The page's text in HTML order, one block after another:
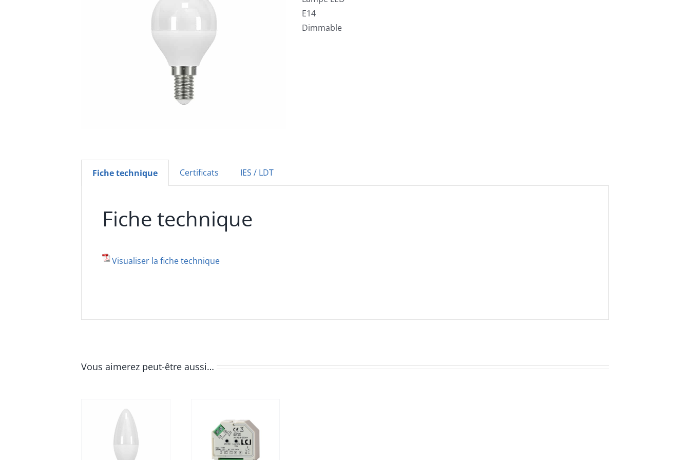
E14
Dimmable
Fiche technique Certificats IES / LDT
Fiche technique
Visualiser la fiche technique
Vous aimerez peut-être aussi…